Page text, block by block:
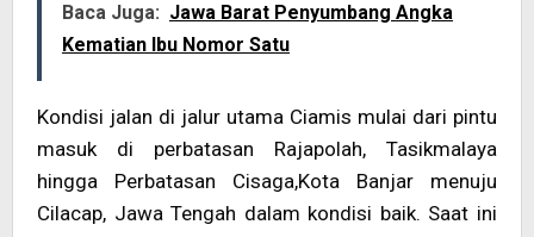
Baca Juga: Jawa Barat Penyumbang Angka
Kematian Ibu Nomor Satu
Kondisi jalan di jalur utama Ciamis mulai dari pintu
masuk di perbatasan Rajapolah, Tasikmalaya
hingga Perbatasan Cisaga,Kota Banjar menuju
Cilacap, Jawa Tengah dalam kondisi baik. Saat ini